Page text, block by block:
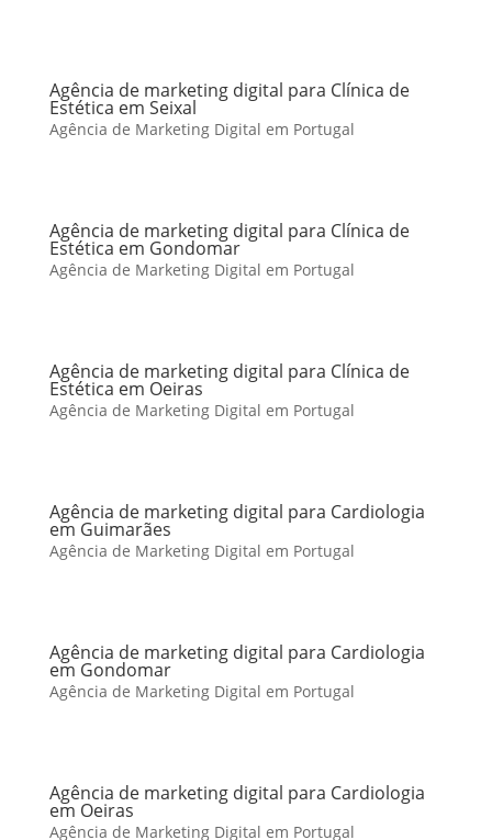
Agência de marketing digital para Clínica de
Estética em Seixal
Agência de Marketing Digital em Portugal
Agência de marketing digital para Clínica de
Estética em Gondomar
Agência de Marketing Digital em Portugal
Agência de marketing digital para Clínica de
Estética em Oeiras
Agência de Marketing Digital em Portugal
Agência de marketing digital para Cardiologia
em Guimarães
Agência de Marketing Digital em Portugal
Agência de marketing digital para Cardiologia
em Gondomar
Agência de Marketing Digital em Portugal
Agência de marketing digital para Cardiologia
em Oeiras
Agência de Marketing Digital em Portugal